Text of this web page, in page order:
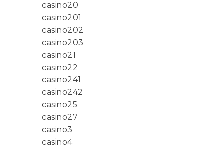
casino20
casino201
casino202
casino203
casino21
casino22
casino241
casino242
casino25
casino27
casino3
casino4